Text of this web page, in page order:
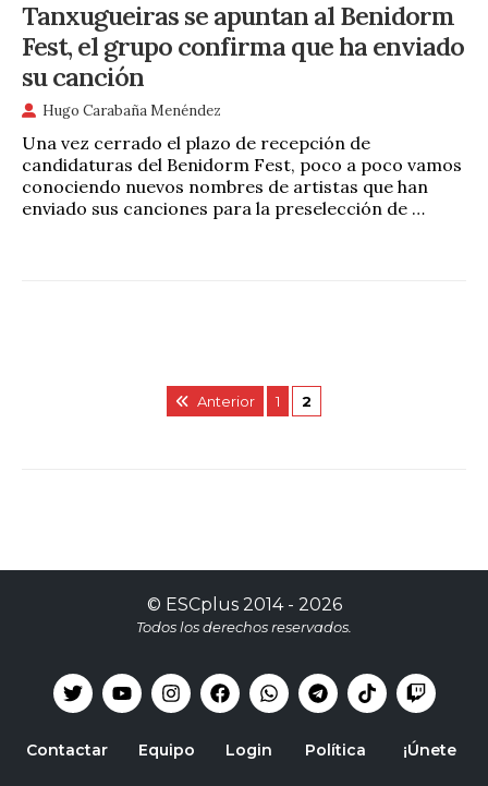
Tanxugueiras se apuntan al Benidorm
Fest, el grupo confirma que ha enviado
su canción
Hugo Carabaña Menéndez
Una vez cerrado el plazo de recepción de
candidaturas del Benidorm Fest, poco a poco vamos
conociendo nuevos nombres de artistas que han
enviado sus canciones para la preselección de …
Anterior 1 2
© ESCplus2014 - 2026
Todos los derechos reservados.
Contactar Equipo Login Política ¡Únete